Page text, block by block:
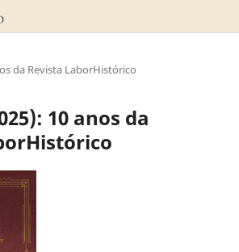
da Revista LaborHistórico
10 anos da